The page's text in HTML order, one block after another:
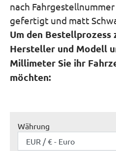
nach
gefertigt und matt
Um den
Hersteller und Modell
Millimeter Sie ihr
möchten:
Währung